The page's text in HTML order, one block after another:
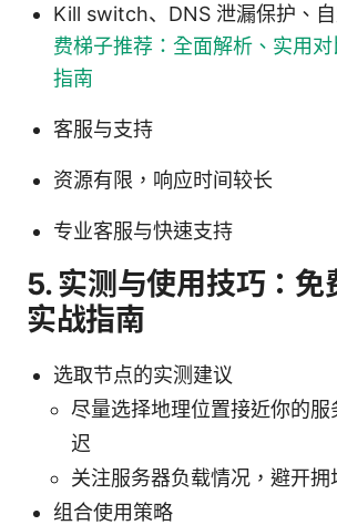
Kill switch、DNS 泄漏保护、
费梯子推荐：全面解析、实用
指南
客服与支持
资源有限，响应时间较长
专业客服与快速支持
5. 实测与使用技巧：免
实战指南
选取节点的实测建议
尽量选择地理位置接近你的服
迟
关注服务器负载情况，避开拥
组合使用策略